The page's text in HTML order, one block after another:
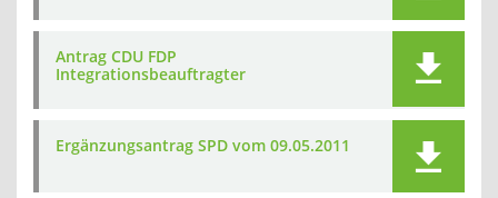
Antrag CDU FDP
Integrationsbeauftragter
Ergänzungsantrag SPD vom 09.05.2011